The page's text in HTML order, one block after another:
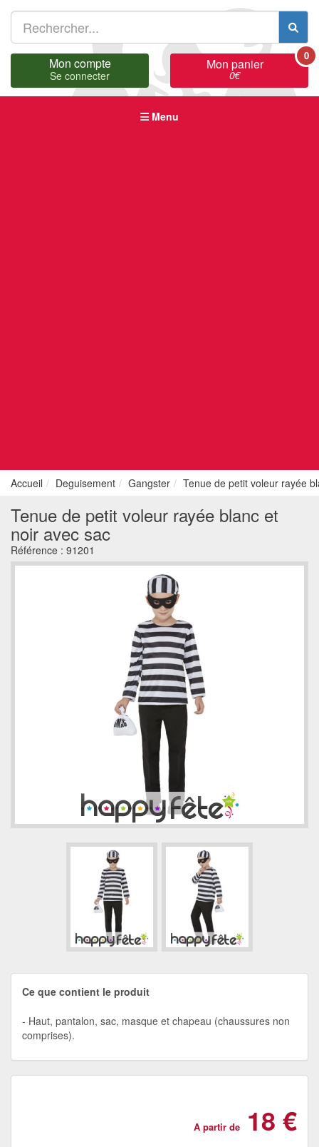
Mon compte
Se connecter
Mon panier
0€
0
Menu
Accueil Deguisement Gangster Tenue de petit voleur rayée
Tenue de petit voleur rayée blanc et
noir avec sac
Référence : 91201
Ce que contient le produit
Haut, pantalon, sac, masque et chapeau (chaussures non
comprises).
A partir de 18 €